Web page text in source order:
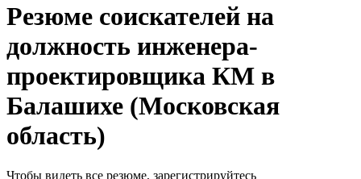
Резюме соискателей на
должность инженера-
проектировщика КМ в
Балашихе (Московская
область)
Чтобы видеть все резюме, зарегистрируйтесь